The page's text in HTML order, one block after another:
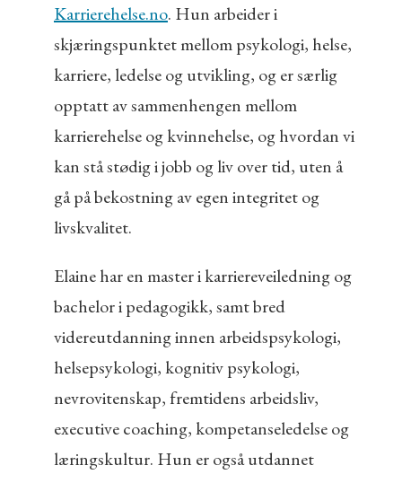
Karrierehelse.no. Hun arbeider i
skjæringspunktet mellom psykologi, helse,
karriere, ledelse og utvikling, og er særlig
opptatt av sammenhengen mellom
karrierehelse og kvinnehelse, og hvordan vi
kan stå stødig i jobb og liv over tid, uten å
gå på bekostning av egen integritet og
livskvalitet.
Elaine har en master i karriereveiledning og
bachelor i pedagogikk, samt bred
videreutdanning innen arbeidspsykologi,
helsepsykologi, kognitiv psykologi,
nevrovitenskap, fremtidens arbeidsliv,
executive coaching, kompetanseledelse og
læringskultur. Hun er også utdannet